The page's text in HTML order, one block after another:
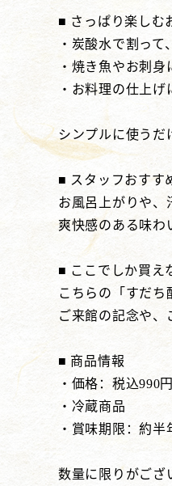
■ さっぱり楽しむ
・炭酸水で割っ
・焼き魚やお刺
・お料理の仕上
シンプルに使うだ
■ スタッフおすす
お風呂上がりや、
爽快感のある味わ
■ ここでしか買え
こちらの「すだち
ご来館の記念や、
■ 商品情報
・価格：税込990円
・冷蔵商品
・賞味期限：約半
数量に限りがござ